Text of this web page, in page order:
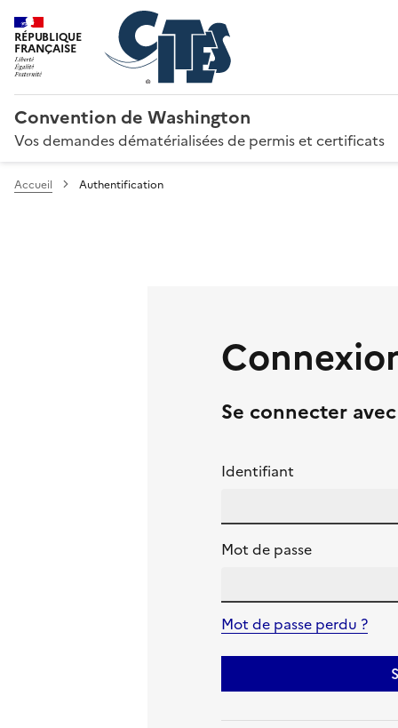
RÉPUBLIQUE
FRANÇAISE
Convention de Washington
Vos demandes dématérialisées de permis et certificats
Accueil Authentification
Se connecter
Identifiant
Mot de passe
Mot de passe perdu ?